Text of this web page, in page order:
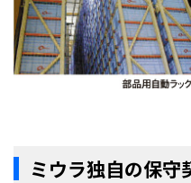
ミウラ独自の保守